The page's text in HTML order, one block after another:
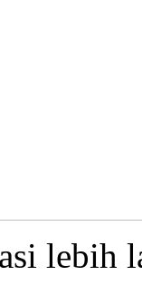
lebih